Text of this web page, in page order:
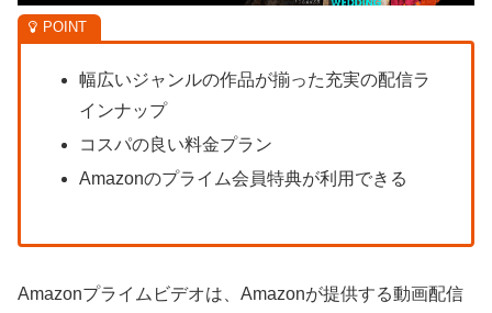
幅広いジャンルの作品が揃った充実の配信ラ
インナップ
コスパの良い料金プラン
Amazonのプライム会員特典が利用できる
Amazonプライムビデオは、Amazonが提供する動画配信